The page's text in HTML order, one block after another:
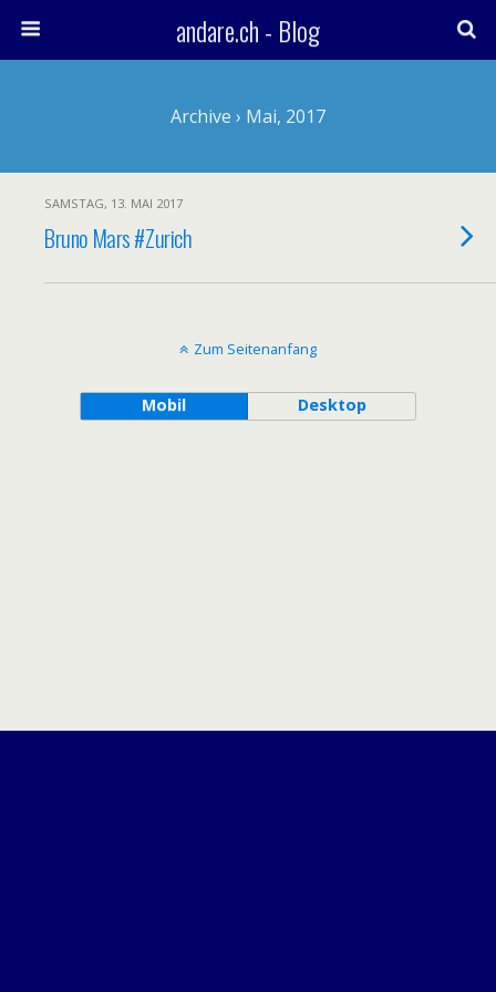
andare.ch - Blog
Archive › Mai, 2017
SAMSTAG, 13. MAI 2017
Bruno Mars #Zurich
Zum Seitenanfang
Mobil Desktop